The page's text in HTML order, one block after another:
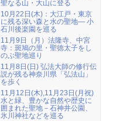
聖なる山・大山に登る
10月22日(木)：大江戸・東京
に残る深い森と水の聖地― 小
石川後楽園を巡る
11月9日（月）法隆寺、中宮
寺：斑鳩の里・聖徳太子をし
のぶ聖地巡り
11月8日(日) 弘法大師の修行伝
説が残る神奈川県「弘法山」
を歩く
11月12日(木),11月23日(月祝)
水と緑、豊かな自然や歴史に
囲まれた聖地－石神井公園、
氷川神社などを巡る